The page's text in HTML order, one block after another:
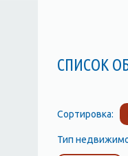
СПИСОК
Сортировка:
Тип